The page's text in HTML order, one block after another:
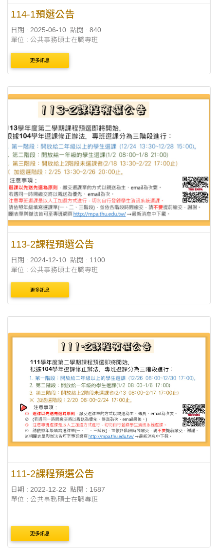
114-1預選公告
日期 : 2025-06-10 點閱 : 840
單位 : 公共事務碩士在職專班
更多訊息
113-2課程預選公告
日期 : 2024-12-10 點閱 : 1100
單位 : 公共事務碩士在職專班
更多訊息
111-2課程預選公告
日期 : 2022-12-22
點閱 : 1687
單位 : 公共事務碩士在職專班
更多訊息